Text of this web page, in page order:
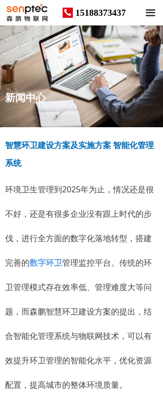
끀
끅 15188373437
智慧环卫建设方案及实施方案 智能化管理
系统
环境卫生管理到2025年为止，情况还是很
不好，还是有很多企业没有跟上时代的步
伐，进行全方面的数字化落地转型，搭建
完善的数字环卫管理监控平台。传统的环
卫管理模式存在效率低、管理难度大等问
题，而森鹏智慧环卫建设方案的提出，结
合智能化管理系统与物联网技术，可以有
效提升环卫管理的智能化水平，优化资源
配置，提高城市的整体环境质量。
News
新闻中心